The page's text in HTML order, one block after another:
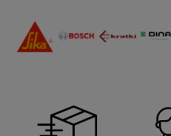
VER MÁS